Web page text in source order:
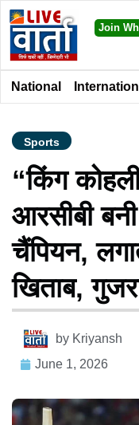
Join
National
Sports
“किंग
आरसीबी
चैंपियन,
खिताब,
by Kriyansh
June 1, 2026